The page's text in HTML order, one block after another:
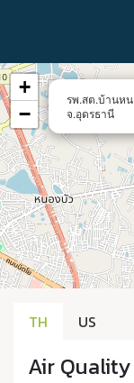
รพ.สต.บ้านห
จ.อุดรธานี
+
−
TH US
Air Quality